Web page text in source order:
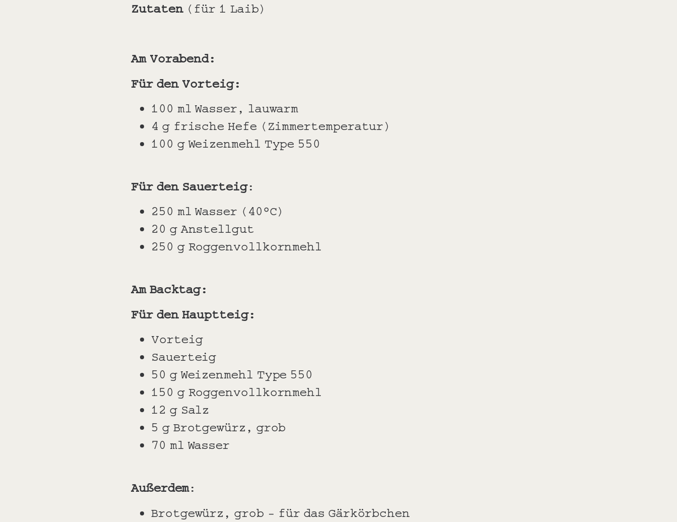
Zutaten(für 1 Laib)
Am Vorabend:
Für den Vorteig:
100 ml Wasser, lauwarm
4 g frische Hefe (Zimmertemperatur)
100 g Weizenmehl Type 550
Für den Sauerteig:
250 ml Wasser (40°C)
20 g Anstellgut
250 g Roggenvollkornmehl
Am Backtag:
Für den Hauptteig:
Vorteig
Sauerteig
50 g Weizenmehl Type 550
150 g Roggenvollkornmehl
12 g Salz
5 g Brotgewürz, grob
70 ml Wasser
Außerdem:
Brotgewürz, grob – für das Gärkörbchen